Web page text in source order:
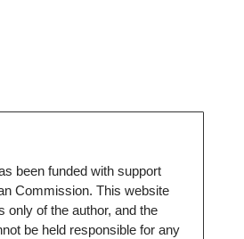
been funded with support
Commission. This website
only of the author, and the
be held responsible for any